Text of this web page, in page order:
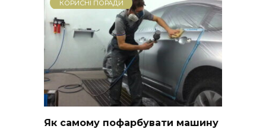
КОРИСНІ ПОРАДИ
Як самому пофарбувати машину